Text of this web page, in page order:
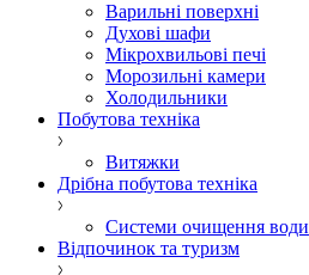
Варильні поверхні
Духові шафи
Мікрохвильові печі
Морозильні камери
Холодильники
Побутова техніка
Витяжки
Дрібна побутова техніка
Системи очищення води
Відпочинок та туризм